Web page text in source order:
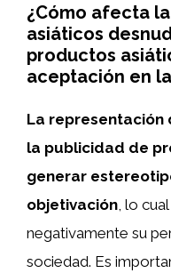
¿Cómo afecta
asiáticos
productos
aceptación en
La representación
la publicidad de
generar
objetivación , lo
negativamente su
sociedad. Es